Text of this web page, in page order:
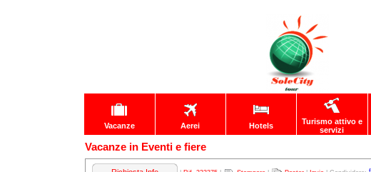
Vacanze Aerei Hotels
Turismo attivo e
servizi
Vacanze in Eventi e fiere